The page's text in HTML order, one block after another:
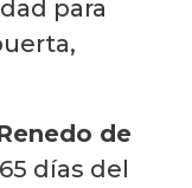
para
de
días del